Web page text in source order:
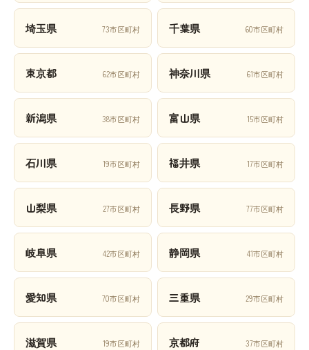
埼玉県 73市区町村 千葉県 60市区町村
東京都 62市区町村 神奈川県 61市区町村
新潟県 38市区町村 富山県 15市区町村
石川県 19市区町村 福井県 17市区町村
山梨県 27市区町村 長野県 77市区町村
岐阜県 42市区町村 静岡県 41市区町村
愛知県 70市区町村 三重県 29市区町村
滋賀県 19市区町村 京都府 37市区町村